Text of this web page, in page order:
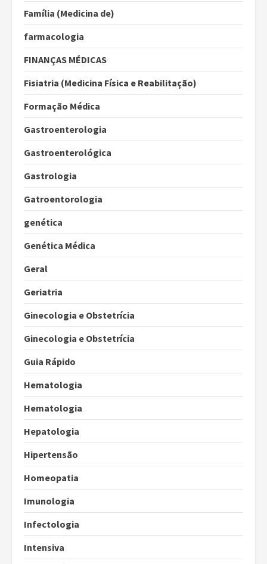
Família (Medicina de)
farmacologia
FINANÇAS MÉDICAS
Fisiatria (Medicina Física e Reabilitação)
Formação Médica
Gastroenterologia
Gastroenterológica
Gastrologia
Gatroentorologia
genética
Genética Médica
Geral
Geriatria
Ginecologia e Obstetrícia
Ginecologia e Obstetrícia
Guia Rápido
Hematologia
Hematologia
Hepatologia
Hipertensão
Homeopatia
Imunologia
Infectologia
Intensiva